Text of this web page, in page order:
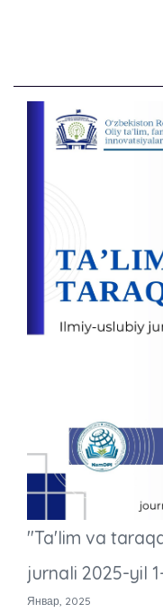
"Ta'lim va
jurnali 2025-yil
Январ, 2025